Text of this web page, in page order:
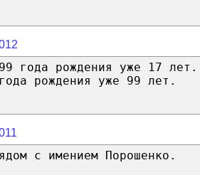
года рождения уже 17 лет.
рождения уже 99 лет.
с имением Порошенко.